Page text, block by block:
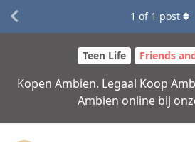
Teen Life Friends
Kopen Ambien. Legaal Koop
Ambien online bij
1 of 1 post